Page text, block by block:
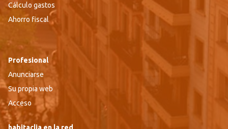
Cálculo gastos
Ahorro fiscal
Profesional
Anunciarse
Su propia web
Acceso
habitaclia en la red